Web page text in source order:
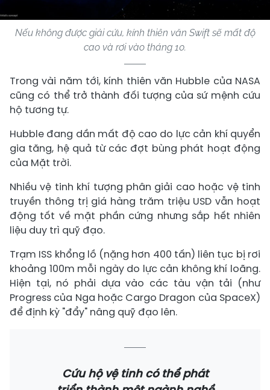
Nếu không được giải cứu, kính thiên văn Swift sẽ mất độ
cao và rơi vào tháng 10.
Trong vài năm tới, kính thiên văn Hubble của NASA
cũng có thể trở thành đối tượng của sứ mệnh cứu
hộ tương tự.
Hubble đang dần mất độ cao do lực cản khí quyển
gia tăng, hệ quả từ các đợt bùng phát hoạt động
của Mặt trời.
Nhiều vệ tinh khí tượng phân giải cao hoặc vệ tinh
truyền thông trị giá hàng trăm triệu USD vẫn hoạt
động tốt về mặt phần cứng nhưng sắp hết nhiên
liệu duy trì quỹ đạo.
Trạm ISS khổng lồ (nặng hơn 400 tấn) liên tục bị rơi
khoảng 100m mỗi ngày do lực cản không khí loãng.
Hiện tại, nó phải dựa vào các tàu vận tải (như
Progress của Nga hoặc Cargo Dragon của SpaceX)
để định kỳ "đẩy" nâng quỹ đạo lên.
Cứu hộ vệ tinh có thể phát